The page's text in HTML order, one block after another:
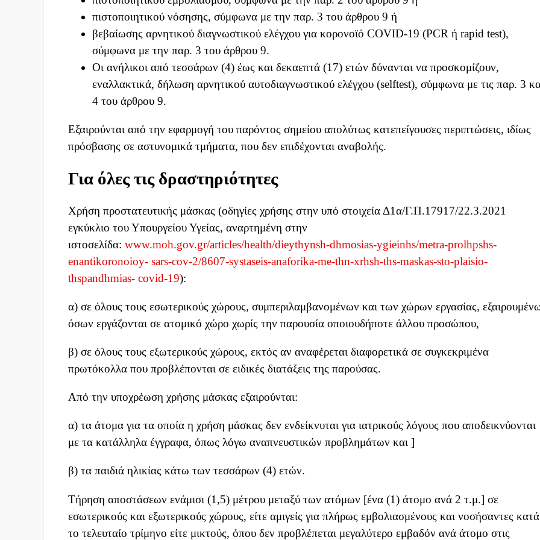
πιστοποιητικού νόσησης, σύμφωνα με την παρ. 3 του άρθρου 9 ή
βεβαίωσης αρνητικού διαγνωστικού ελέγχου για κορονοϊό COVID-19 (PCR ή rapid test),
σύμφωνα με την παρ. 3 του άρθρου 9.
Οι ανήλικοι από τεσσάρων (4) έως και δεκαεπτά (17) ετών δύνανται να προσκομίζουν,
εναλλακτικά, δήλωση αρνητικού αυτοδιαγνωστικού ελέγχου (selftest), σύμφωνα με τις παρ. 3
4 του άρθρου 9.
Εξαιρούνται από την εφαρμογή του παρόντος σημείου απολύτως κατεπείγουσες περιπτώσεις, ιδίως
πρόσβασης σε αστυνομικά τμήματα, που δεν επιδέχονται αναβολής.
Για όλες τις δραστηριότητες
Χρήση προστατευτικής μάσκας (οδηγίες χρήσης στην υπό στοιχεία Δ1α/Γ.Π.17917/22.3.2021
εγκύκλιο του Υπουργείου Υγείας, αναρτημένη στην
ιστοσελίδα: www.moh.gov.gr/articles/health/dieythynsh-dhmosias-ygieinhs/metra-prolhpshs-
enantikoronoioy- sars-cov-2/8607-systaseis-anaforika-me-thn-xrhsh-ths-maskas-sto-plaisio-
thspandhmias- covid-19):
α) σε όλους τους εσωτερικούς χώρους, συμπεριλαμβανομένων και των χώρων εργασίας,
όσων εργάζονται σε ατομικό χώρο χωρίς την παρουσία οποιουδήποτε άλλου προσώπου,
β) σε όλους τους εξωτερικούς χώρους, εκτός αν αναφέρεται διαφορετικά σε συγκεκριμένα
πρωτόκολλα που προβλέπονται σε ειδικές διατάξεις της παρούσας.
Από την υποχρέωση χρήσης μάσκας εξαιρούνται:
α) τα άτομα για τα οποία η χρήση μάσκας δεν ενδείκνυται για ιατρικούς λόγους που αποδεικνύονται
με τα κατάλληλα έγγραφα, όπως λόγω αναπνευστικών προβλημάτων και ]
β) τα παιδιά ηλικίας κάτω των τεσσάρων (4) ετών.
Τήρηση αποστάσεων ενάμισι (1,5) μέτρου μεταξύ των ατόμων [ένα (1) άτομο ανά 2 τ.μ.] σε
εσωτερικούς και εξωτερικούς χώρους, είτε αμιγείς για πλήρως εμβολιασμένους και νοσήσαντες κατά
το τελευταίο τρίμηνο είτε μικτούς, όπου δεν προβλέπεται μεγαλύτερο εμβαδόν ανά άτομο στις